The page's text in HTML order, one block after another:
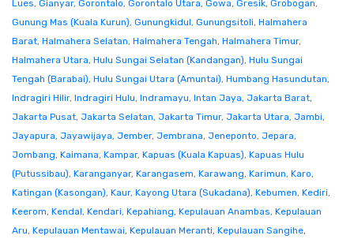
Lues, Gianyar, Gorontalo, Gorontalo Utara, Gowa, Gresik, Grobogan,
Gunung Mas (Kuala Kurun), Gunungkidul, Gunungsitoli, Halmahera
Barat, Halmahera Selatan, Halmahera Tengah, Halmahera Timur,
Halmahera Utara, Hulu Sungai Selatan (Kandangan), Hulu Sungai
Tengah (Barabai), Hulu Sungai Utara (Amuntai), Humbang Hasundutan,
Indragiri Hilir, Indragiri Hulu, Indramayu, Intan Jaya, Jakarta Barat,
Jakarta Pusat, Jakarta Selatan, Jakarta Timur, Jakarta Utara, Jambi,
Jayapura, Jayawijaya, Jember, Jembrana, Jeneponto, Jepara,
Jombang, Kaimana, Kampar, Kapuas (Kuala Kapuas), Kapuas Hulu
(Putussibau), Karanganyar, Karangasem, Karawang, Karimun, Karo,
Katingan (Kasongan), Kaur, Kayong Utara (Sukadana), Kebumen, Kediri,
Keerom, Kendal, Kendari, Kepahiang, Kepulauan Anambas, Kepulauan
Aru, Kepulauan Mentawai, Kepulauan Meranti, Kepulauan Sangihe,